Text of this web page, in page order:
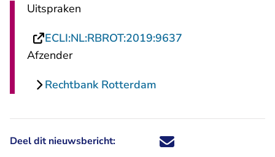
Uitspraken
ECLI:NL:RBROT:2019:9637
Afzender
Rechtbank Rotterdam
Deel dit nieuwsbericht: Deel dit nieuwsbericht via X -
Deel dit nieuwsbericht via
Deel dit nieuwsbericht
Deel dit